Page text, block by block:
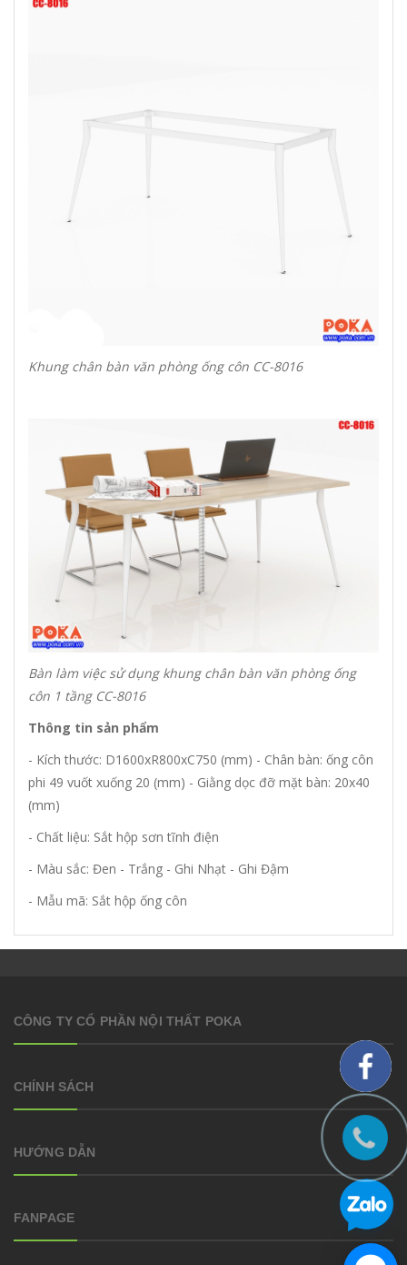
Khung chân bàn văn phòng ống côn CC-8016
Bàn làm việc sử dụng khung chân bàn văn phòng ống
côn 1 tầng CC-8016
Thông tin sản phẩm
- Kích thước: D1600xR800xC750 (mm) - Chân bàn: ống côn
phi 49 vuốt xuống 20 (mm) - Giằng dọc đỡ mặt bàn: 20x40
(mm)
- Chất liệu: Sắt hộp sơn tĩnh điện
- Màu sắc: Đen - Trắng - Ghi Nhạt - Ghi Đậm
- Mẫu mã: Sắt hộp ống côn
CÔNG TY CỔ PHẦN NỘI THẤT POKA
CHÍNH SÁCH
HƯỚNG DẪN
FANPAGE